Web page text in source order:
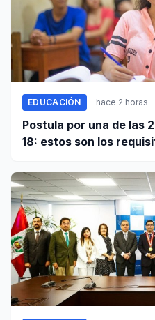
EDUCACIÓN hace 2 horas
Postula por una de las
18: estos son los